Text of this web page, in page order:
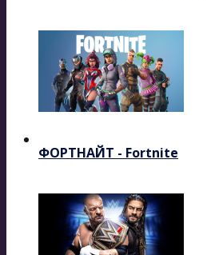
ФОРТНАЙТ - Fortnite